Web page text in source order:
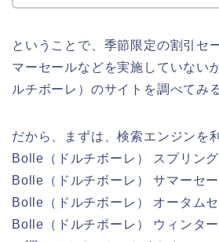
ということで、季節限定の割引セ
マーセールなどを実施していない
ルチボーレ）のサイトを調べてみ
だから、まずは、検索エンジンを
Bolle（ドルチボーレ） スプリン
Bolle（ドルチボーレ） サマーセ
Bolle（ドルチボーレ） オータム
Bolle（ドルチボーレ） ウィンタ